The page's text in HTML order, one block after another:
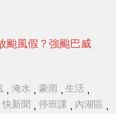
颱風假？強颱巴威
, 淹水 , 豪雨 , 生活 ,
快新聞 , 停班課 , 內湖區 ,